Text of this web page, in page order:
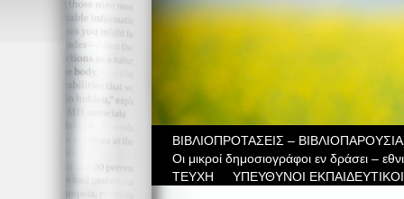
ΒIBΛΙΟΠΡΟΤΑΣΕΙΣ –
Οι μικροί δημοσιογράφοι εν δράσει –
ΤΕΥΧΗ
ΥΠΕΥΘΥΝΟΙ